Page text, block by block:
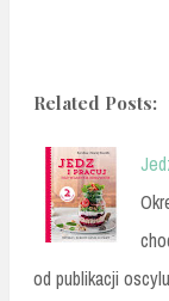
Related Posts:
od publikacji